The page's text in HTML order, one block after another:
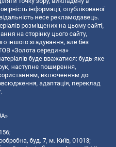
інформації, опублікованої
несе рекламодавець.
розміщених на цьому сайті,
на сторінку цього сайту,
іншого згадування, але без
«Золота середина»
буде вважатися: будь-яке
наступне поширення,
включенням до
адаптація, переклад
буд. 7, м. Київ, 01013;